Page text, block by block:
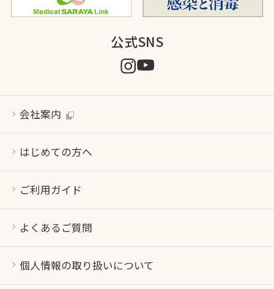
公式SNS
会社案内
はじめての方へ
ご利用ガイド
よくあるご質問
個人情報の取り扱いについて